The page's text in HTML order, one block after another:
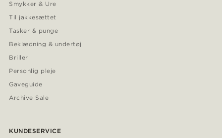
Smykker & Ure
Til jakkesættet
Tasker & punge
Beklædning & undertøj
Briller
Personlig pleje
Gaveguide
Archive Sale
KUNDESERVICE